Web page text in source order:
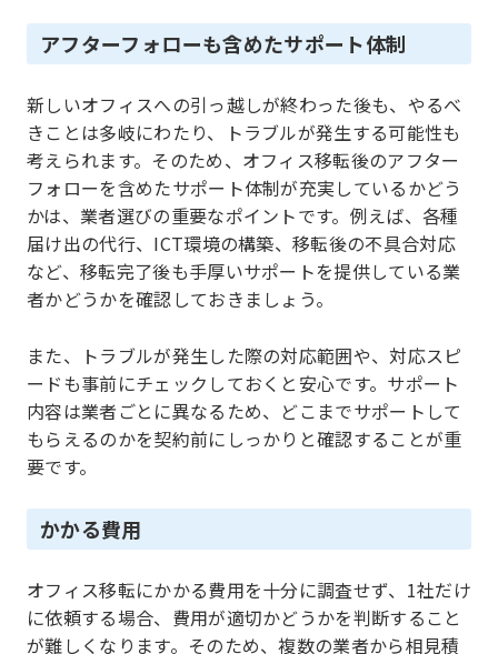
アフターフォローも含めたサポート体制
新しいオフィスへの引っ越しが終わった後も、やるべ
きことは多岐にわたり、トラブルが発生する可能性も
考えられます。そのため、オフィス移転後のアフター
フォローを含めたサポート体制が充実しているかどう
かは、業者選びの重要なポイントです。例えば、各種
届け出の代行、ICT環境の構築、移転後の不具合対応
など、移転完了後も手厚いサポートを提供している業
者かどうかを確認しておきましょう。
また、トラブルが発生した際の対応範囲や、対応スピ
ードも事前にチェックしておくと安心です。サポート
内容は業者ごとに異なるため、どこまでサポートして
もらえるのかを契約前にしっかりと確認することが重
要です。
かかる費用
オフィス移転にかかる費用を十分に調査せず、1社だけ
に依頼する場合、費用が適切かどうかを判断すること
が難しくなります。そのため、複数の業者から相見積